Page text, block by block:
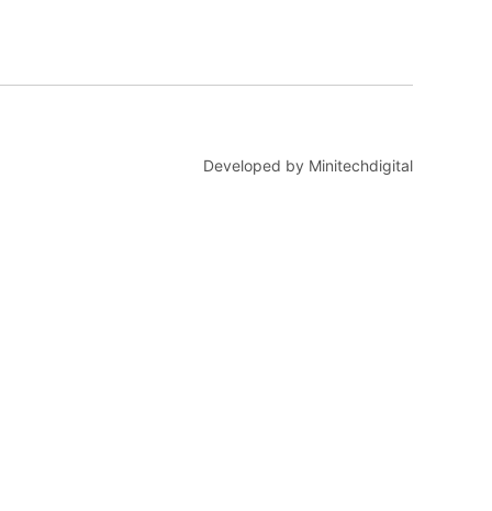
Developed by Minitechdigital